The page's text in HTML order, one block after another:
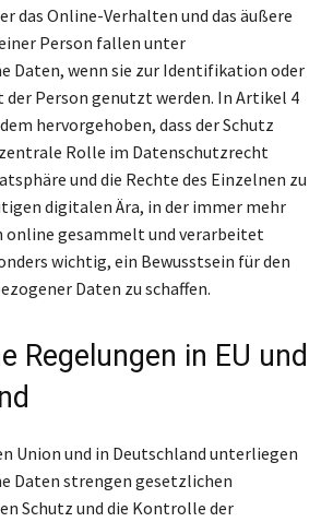
das Online-Verhalten und das äußere
Person fallen unter
Daten, wenn sie zur Identifikation oder
Person genutzt werden. In Artikel 4
hervorgehoben, dass der Schutz
Rolle im Datenschutzrecht
und die Rechte des Einzelnen zu
digitalen Ära, in der immer mehr
online gesammelt und verarbeitet
wichtig, ein Bewusstsein für den
Daten zu schaffen.
Regelungen in EU und
Union und in Deutschland unterliegen
Daten strengen gesetzlichen
Schutz und die Kontrolle der